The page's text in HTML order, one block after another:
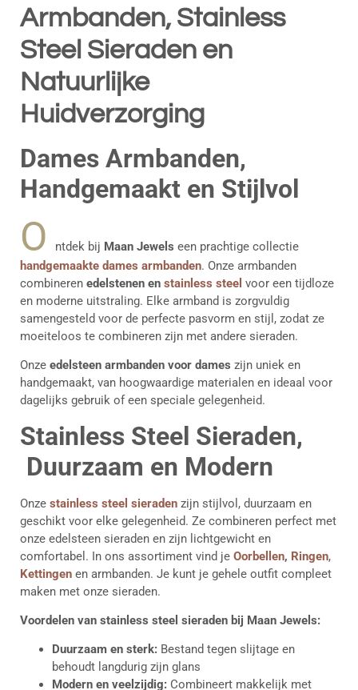
Armbanden, Stainless
Steel Sieraden en
Natuurlijke
Huidverzorging
Dames Armbanden,
Handgemaakt en Stijlvol
O ntdek bij Maan Jewels een prachtige collectie
handgemaakte dames armbanden. Onze armbanden
combineren edelstenen en stainless steel voor een tijdloze
en moderne uitstraling. Elke armband is zorgvuldig
samengesteld voor de perfecte pasvorm en stijl, zodat ze
moeiteloos te combineren zijn met andere sieraden.
Onze edelsteen armbanden voor dames zijn uniek en
handgemaakt, van hoogwaardige materialen en ideaal voor
dagelijks gebruik of een speciale gelegenheid.
Stainless Steel Sieraden,
Duurzaam en Modern
Onze stainless steel sieraden zijn stijlvol, duurzaam en
geschikt voor elke gelegenheid. Ze combineren perfect met
onze edelsteen sieraden en zijn lichtgewicht en
comfortabel. In ons assortiment vind je Oorbellen, Ringen,
Kettingen en armbanden. Je kunt je gehele outfit compleet
maken met onze sieraden.
Voordelen van stainless steel sieraden bij Maan Jewels:
Duurzaam en sterk: Bestand tegen slijtage en
behoudt langdurig zijn glans
Modern en veelzijdig: Combineert makkelijk met